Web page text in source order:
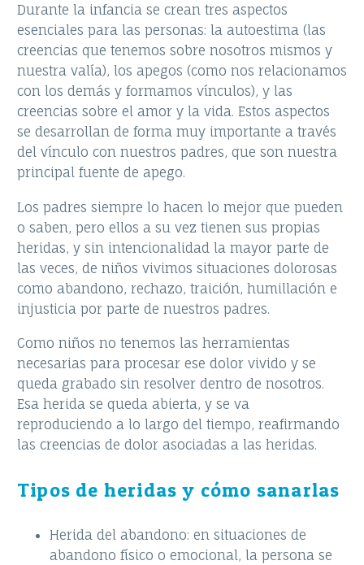
Durante la infancia se crean tres aspectos
esenciales para las personas: la autoestima (las
creencias que tenemos sobre nosotros mismos y
nuestra valía), los apegos (como nos relacionamos
con los demás y formamos vínculos), y las
creencias sobre el amor y la vida. Estos aspectos
se desarrollan de forma muy importante a través
del vínculo con nuestros padres, que son nuestra
principal fuente de apego.
Los padres siempre lo hacen lo mejor que pueden
o saben, pero ellos a su vez tienen sus propias
heridas, y sin intencionalidad la mayor parte de
las veces, de niños vivimos situaciones dolorosas
como abandono, rechazo, traición, humillación e
injusticia por parte de nuestros padres.
Como niños no tenemos las herramientas
necesarias para procesar ese dolor vivido y se
queda grabado sin resolver dentro de nosotros.
Esa herida se queda abierta, y se va
reproduciendo a lo largo del tiempo, reafirmando
las creencias de dolor asociadas a las heridas.
Tipos de heridas y cómo sanarlas
Herida del abandono: en situaciones de
abandono físico o emocional, la persona se